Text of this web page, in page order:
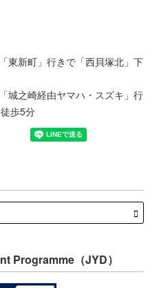
東新町」行きで「西貝塚北」下
城之崎経由ヤマハ・スズキ」行
歩5分
Programme（JYD）